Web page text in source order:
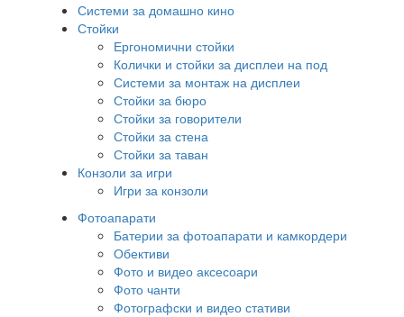
Системи за домашно кино
Стойки
Ергономични стойки
Колички и стойки за дисплеи на под
Системи за монтаж на дисплеи
Стойки за бюро
Стойки за говорители
Стойки за стена
Стойки за таван
Конзоли за игри
Игри за конзоли
Фотоапарати
Батерии за фотоапарати и камкордери
Обективи
Фото и видео аксесоари
Фото чанти
Фотографски и видео стативи